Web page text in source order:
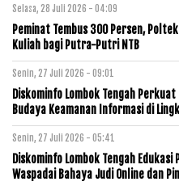
Selasa, 28 Juli 2026 - 04:09
Peminat Tembus 300 Persen,
Kuliah bagi Putra-Putri NTB
Senin, 27 Juli 2026 - 09:01
Diskominfo Lombok Tengah
Budaya Keamanan Informasi di
Senin, 27 Juli 2026 - 05:41
Diskominfo Lombok Tengah
Waspadai Bahaya Judi Online dan